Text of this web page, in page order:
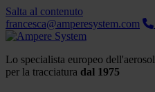
Salta al contenuto
francesca@amperesystem.com
Lo specialista europeo dell'aerosol
per la tracciatura dal 1975